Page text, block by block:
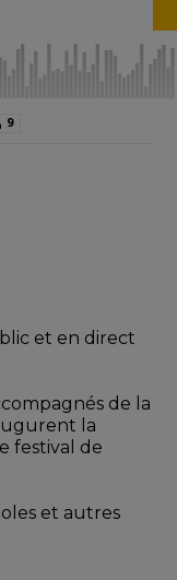
9
et en direct
de la
la
festival de
et autres